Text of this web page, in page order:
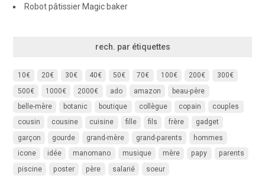
Robot pâtissier Magic baker
rech. par étiquettes
10€ 20€ 30€ 40€ 50€ 70€ 100€ 200€
300€
500€
1000€ 2000€ ado amazon
beau-père
belle-mère
botanic boutique collègue copain
couples
cousin
cousine cuisine fille fils frère
gadget
garçon
gourde grand-mère grand-parents
hommes
icone
idée manomano musique mère papy
parents
piscine
poster père salarié soeur